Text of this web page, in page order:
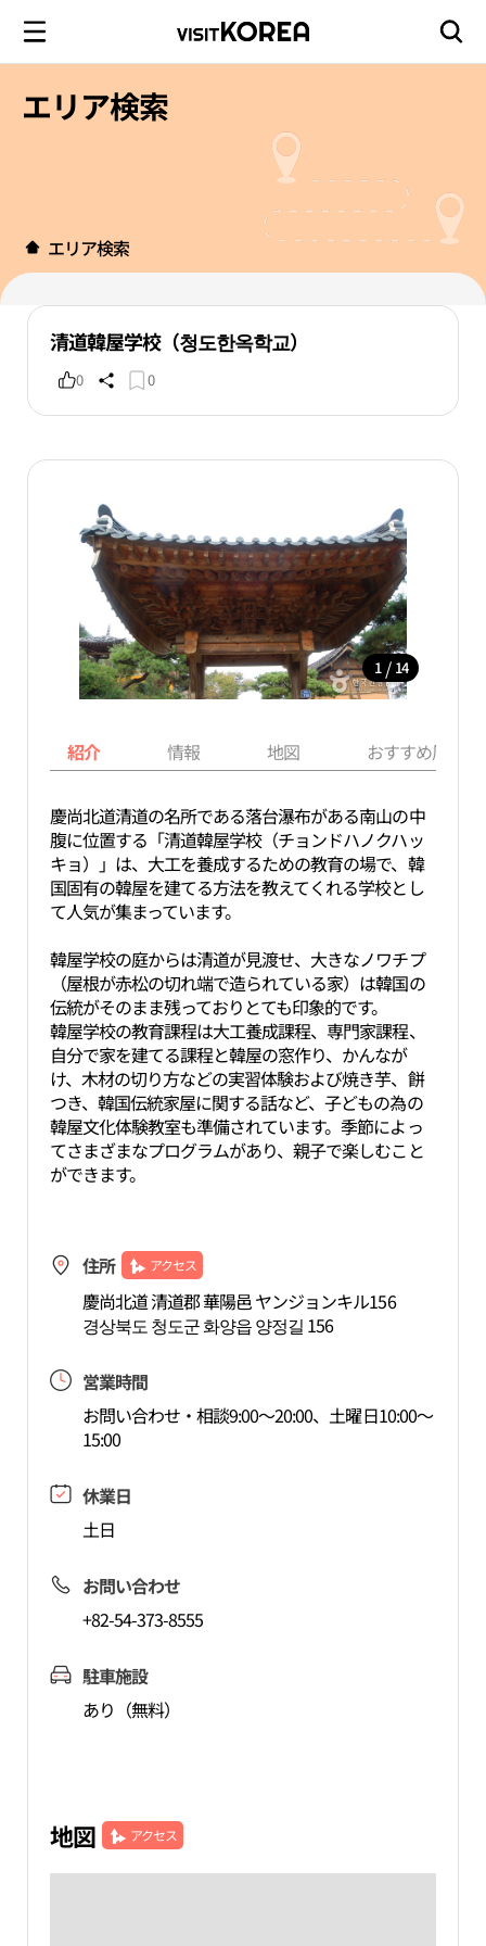
エリア検索
エリア検索
清道韓屋学校（청도한옥학교）
0 0
1 / 14
紹介 情報 地図 おすすめ周辺
慶尚北道清道の名所である落台瀑布がある南山の中
腹に位置する「清道韓屋学校（チョンドハノクハッ
キョ）」は、大工を養成するための教育の場で、韓
国固有の韓屋を建てる方法を教えてくれる学校とし
て人気が集まっています。
韓屋学校の庭からは清道が見渡せ、大きなノワチプ
（屋根が赤松の切れ端で造られている家）は韓国の
伝統がそのまま残っておりとても印象的です。
韓屋学校の教育課程は大工養成課程、専門家課程、
自分で家を建てる課程と韓屋の窓作り、かんなが
け、木材の切り方などの実習体験および焼き芋、餅
つき、韓国伝統家屋に関する話など、子どもの為の
韓屋文化体験教室も準備されています。季節によっ
てさまざまなプログラムがあり、親子で楽しむこと
ができます。
住所 アクセス
慶尚北道 清道郡 華陽邑 ヤンジョンキル156
경상북도 청도군 화양읍 양정길 156
営業時間
お問い合わせ・相談9:00～20:00、土曜日10:00～
15:00
休業日
土日
お問い合わせ
+82-54-373-8555
駐車施設
あり（無料）
地図 アクセス